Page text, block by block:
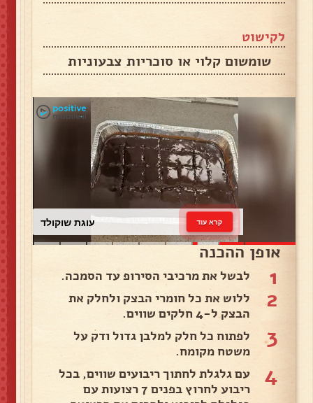
לקישוט
שומשום קלוי או סוכריות צבעוניות
עוגת שוקולד קרא עוד
אופן ההכנה
1 לבשל את מרכיבי הסירופ עד הסמכה.
2
ללוש את כל חומרי הבצק ולחלק את
הבצק ל-4 חלקים שווים.
3
לפתוח כל חלק למלבן גדול ודק על
משטח מקומח.
4
עם גלגלת לחתוך ריבועים שווים, בכל
ריבוע לחרוץ בפנים 7 רצועות עם